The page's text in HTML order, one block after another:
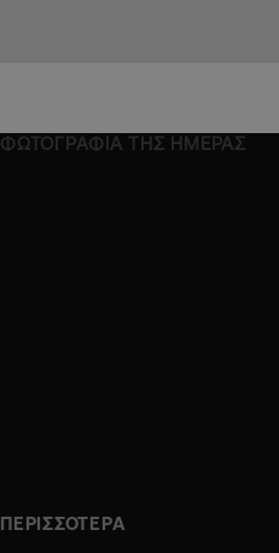
ΦΩΤΟΓΡΑΦΙΑ ΤΗΣ ΗΜΕΡΑΣ
ΠΕΡΙΣΣΟΤΕΡΑ